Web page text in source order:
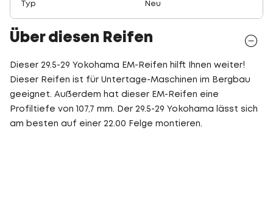
Typ Neu
Über diesen Reifen
Dieser 29.5-29 Yokohama EM-Reifen hilft Ihnen weiter!
Dieser Reifen ist für Untertage-Maschinen im Bergbau
geeignet. Außerdem hat dieser EM-Reifen eine
Profiltiefe von 107,7 mm. Der 29.5-29 Yokohama lässt sich
am besten auf einer 22.00 Felge montieren.